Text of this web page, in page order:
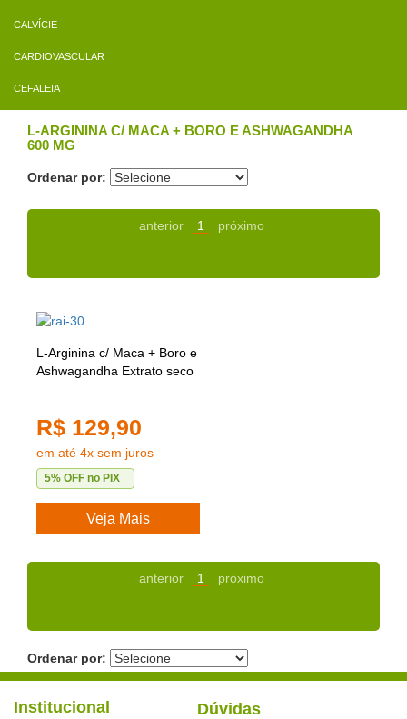
CALVÍCIE
CARDIOVASCULAR
CEFALEIA
L-ARGININA C/ MACA + BORO E ASHWAGANDHA
600 MG
Ordenar por:
anterior 1 próximo
L-Arginina c/ Maca + Boro e
Ashwagandha Extrato seco
R$ 129,90
em até 4x sem juros
5% OFF no PIX
Veja Mais
anterior 1 próximo
Ordenar por:
Institucional Dúvidas